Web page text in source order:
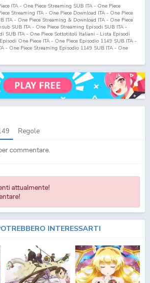
ITA - One Piece Streaming SUB ITA - One Piece
Streaming ITA - One Piece Download ITA - One Piece
ITA - One Piece Streaming & Download ITA - One Piece
SUB ITA - One Piece Streaming Episodi SUB ITA -
SUB ITA - One Piece Sottotitoli Italiani - Lista Episodi
One Piece ITA - One Piece Episodio 1149 SUB ITA -
- One Piece Streaming Episodio 1149 SUB ITA - One
Regole
commentare.
attualmente!
INTERESSARTI